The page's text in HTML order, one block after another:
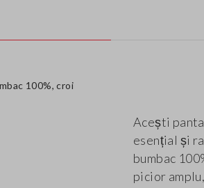
Acești
esențial și
bumbac
picior